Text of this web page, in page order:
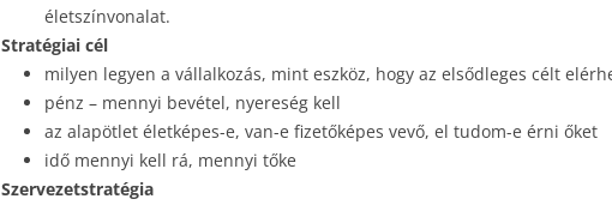
életszínvonalat.
Stratégiai cél
milyen legyen a vállalkozás, mint eszköz, hogy az elsődleges célt
pénz – mennyi bevétel, nyereség kell
az alapötlet életképes-e, van-e fizetőképes vevő, el tudom-e érni őket
idő mennyi kell rá, mennyi tőke
Szervezetstratégia